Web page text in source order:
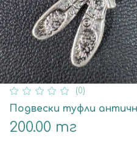
(0)
Подвески туфли
200.00 тг